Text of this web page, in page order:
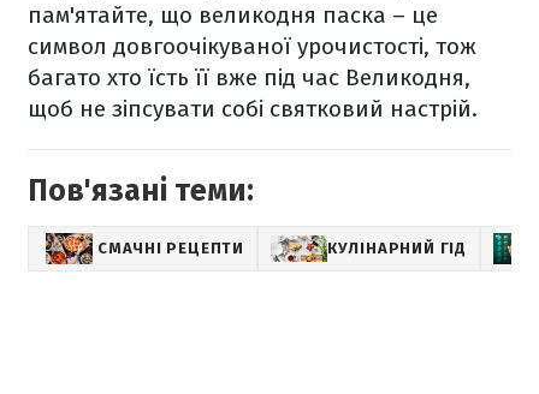
пам'ятайте, що великодня паска – це
символ довгоочікуваної урочистості, тож
багато хто їсть її вже під час Великодня,
щоб не зіпсувати собі святковий настрій.
Пов'язані теми:
СМАЧНІ РЕЦЕПТИ КУЛІНАРНИЙ ГІД